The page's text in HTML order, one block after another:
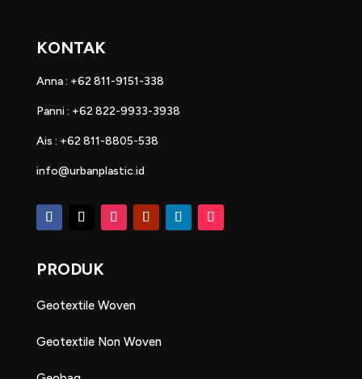
KONTAK
Anna : +62 811-9151-338
Panni : +62 822-9933-3938
Ais : +62 811-8805-538
info@urbanplastic.id
PRODUK
Geotextile Woven
Geotextile Non Woven